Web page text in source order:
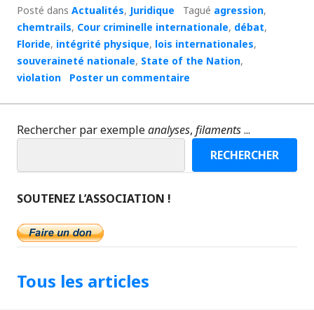
Posté dans Actualités, Juridique Tagué agression,
chemtrails, Cour criminelle internationale, débat,
Floride, intégrité physique, lois internationales,
souveraineté nationale, State of the Nation,
violation
Poster un commentaire
Rechercher par exempleanalyses, filaments...
RECHERCHER
SOUTENEZ L’ASSOCIATION !
Tous les articles